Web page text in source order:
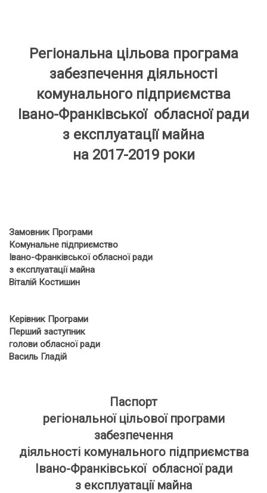
Регіональна цільова програма
забезпечення діяльності
комунального підприємства
Івано-Франківської обласної ради
з експлуатації майна
на 2017-2019 роки
Замовник Програми
Комунальне підприємство
Івано-Франківської обласної ради
з експлуатації майна
Віталій Костишин
Керівник Програми
Перший заступник
голови обласної ради
Василь Гладій
Паспорт
регіональної цільової програми
забезпечення
діяльності комунального підприємства
Івано-Франківської обласної ради
з експлуатації майна